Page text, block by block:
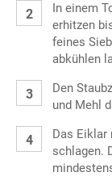
In einem
erhitzen
feines
abkühlen
Den
und Mehl
Das
schlagen.